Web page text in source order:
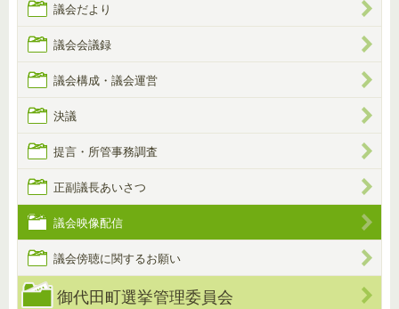
議会だより
議会会議録
議会構成・議会運営
決議
提言・所管事務調査
正副議長あいさつ
議会映像配信
議会傍聴に関するお願い
御代田町選挙管理委員会